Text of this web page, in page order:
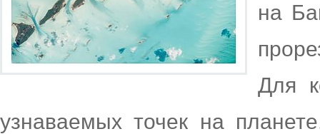
на
Для
узнаваемых точек на